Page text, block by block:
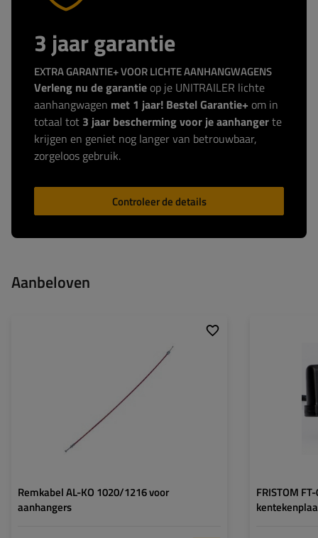
3 jaar garantie
EXTRA GARANTIE+ VOOR LICHTE AANHANGWAGENS
Verleng nu de garantie op je UNITRAILER lichte
aanhangwagen met 1 jaar! Bestel Garantie+ om in
totaal tot 3 jaar bescherming voor je aanhangerte
krijgen en geniet nog langer van betrouwbaar,
zorgeloos gebruik.
Controleer de details
Aanbeloven
Remkabel AL-KO 1020/1216 voor
aanhangers
FRISTOM